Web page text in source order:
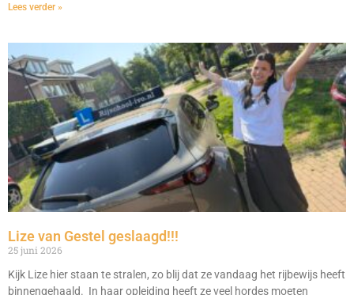
Lees verder »
Lize van Gestel geslaagd!!!
25 juni 2026
Kijk Lize hier staan te stralen, zo blij dat ze vandaag het rijbewijs heeft
binnengehaald. In haar opleiding heeft ze veel hordes moeten